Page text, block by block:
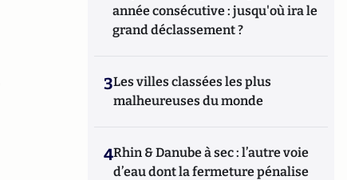
année consécutive : jusqu'où ira le
grand déclassement ?
3Les villes classées les plus
malheureuses du monde
4Rhin & Danube à sec : l’autre voie
d’eau dont la fermeture pénalise